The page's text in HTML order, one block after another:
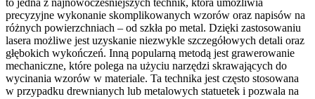
precyzyjne wykonanie skomplikowanych wzorów oraz napisów na
różnych powierzchniach – od szkła po metal. Dzięki zastosowaniu
lasera możliwe jest uzyskanie niezwykle szczegółowych detali oraz
głębokich wykończeń. Inną popularną metodą jest grawerowanie
mechaniczne, które polega na użyciu narzędzi skrawających do
wycinania wzorów w materiale. Ta technika jest często stosowana
w przypadku drewnianych lub metalowych statuetek i pozwala na